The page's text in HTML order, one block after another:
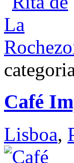
Café
Lisboa,